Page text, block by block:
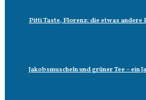
Pitti Taste, Florenz: die etwas andere
Jakobsmuscheln und grüner Tee – ein